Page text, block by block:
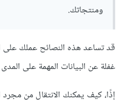
ومنتجاتك.
قد تساعد هذه النصائح عملك على
غفلة عن البيانات المهمة على المدى
إذًا، كيف يمكنك الانتقال من